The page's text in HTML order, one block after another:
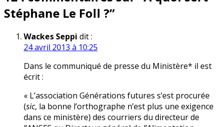
Stéphane Le Foll ?”
Wackes Seppi dit :
24 avril 2013 à 10:25
Dans le communiqué de presse du Ministère* il est
écrit :
« L’association Générations futures s’est procurée
(sic, la bonne l’orthographe n’est plus une exigence
dans ce ministère) des courriers du directeur de